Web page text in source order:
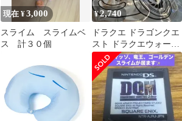
現在 ¥3,000
スライム スライムベ
ス 計３０個
¥2,740
ドラクエ ドラゴンクエ
スト ドラクエウォーク
吉野家 どんぶりスライ
ムＡ